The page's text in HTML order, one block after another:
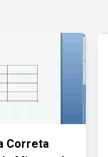
Correta